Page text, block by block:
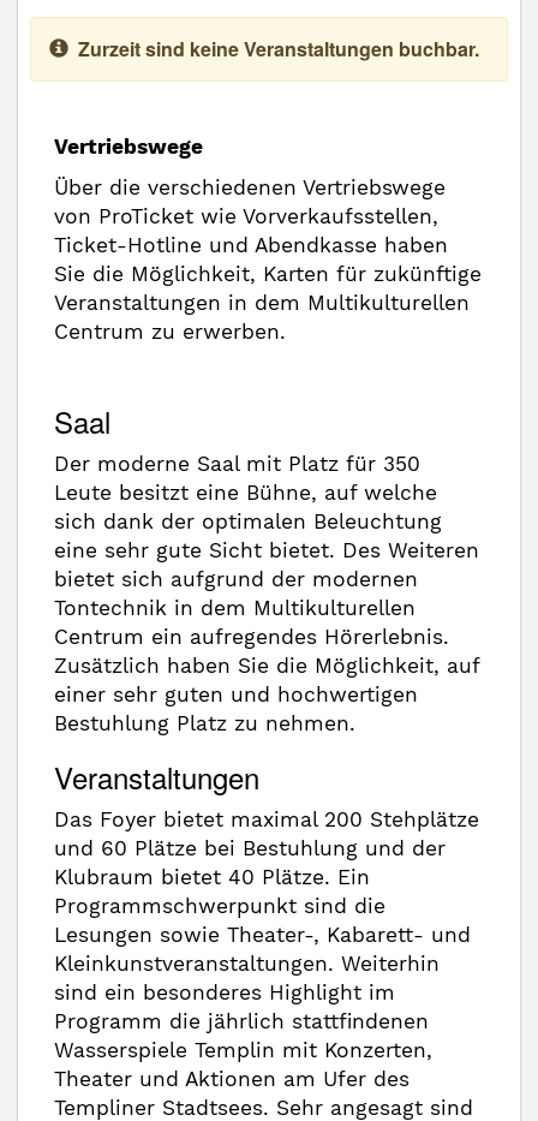
Zurzeit sind keine Veranstaltungen buchbar.
Vertriebswege
Über die verschiedenen Vertriebswege
von ProTicket wie Vorverkaufsstellen,
Ticket-Hotline und Abendkasse haben
Sie die Möglichkeit, Karten für zukünftige
Veranstaltungen in dem Multikulturellen
Centrum zu erwerben.
Saal
Der moderne Saal mit Platz für 350
Leute besitzt eine Bühne, auf welche
sich dank der optimalen Beleuchtung
eine sehr gute Sicht bietet. Des Weiteren
bietet sich aufgrund der modernen
Tontechnik in dem Multikulturellen
Centrum ein aufregendes Hörerlebnis.
Zusätzlich haben Sie die Möglichkeit, auf
einer sehr guten und hochwertigen
Bestuhlung Platz zu nehmen.
Veranstaltungen
Das Foyer bietet maximal 200 Stehplätze
und 60 Plätze bei Bestuhlung und der
Klubraum bietet 40 Plätze. Ein
Programmschwerpunkt sind die
Lesungen sowie Theater-, Kabarett- und
Kleinkunstveranstaltungen. Weiterhin
sind ein besonderes Highlight im
Programm die jährlich stattfindenen
Wasserspiele Templin mit Konzerten,
Theater und Aktionen am Ufer des
Templiner Stadtsees. Sehr angesagt sind